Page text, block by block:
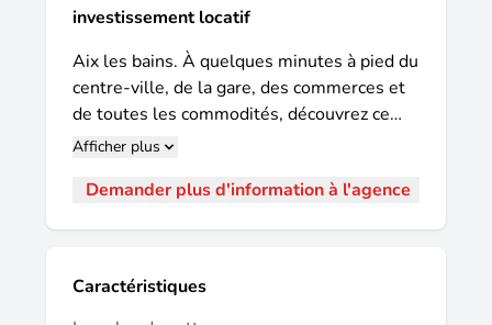
investissement locatif
Aix les bains. À quelques minutes à pied du
centre-ville, de la gare, des commerces et
de toutes les commodités, découvrez ce
studio de 26,67 m², situé au 1er étage
Bien agencé, il comprend une pièce de vie
apportent une agréable lumière naturelle à
l'ensemble. Actuellement loué meublé
Afficher plus
Demander plus d'information à l'agence
Caractéristiques